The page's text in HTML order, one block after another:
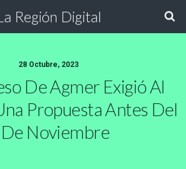
Región Digital
28 Octubre, 2023
De Agmer Exigió Al
Propuesta Antes Del
Noviembre